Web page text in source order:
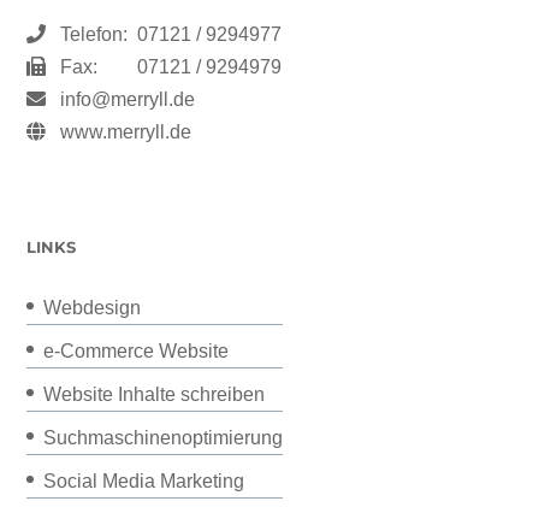
Telefon: 07121 / 9294977
Fax:
07121 / 9294979
info@merryll.de
www.merryll.de
LINKS
Webdesign
e-Commerce Website
Website Inhalte schreiben
Suchmaschinenoptimierung
Social Media Marketing